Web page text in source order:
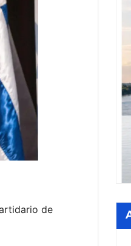
de